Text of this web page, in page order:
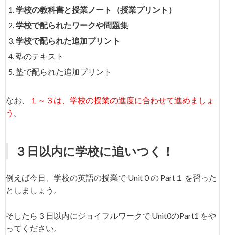
学校の教科書と授業ノート（授業プリント）
学校で配られたワークや問題集
学校で配られた追加プリント
塾のテキスト
塾で配られた追加プリント
なお、
１～３は、学校の授業の進度に合わせて進めましょ
う 。
３日以内に学校に追いつく！
例えば今日、学校の英語の授業で Unit０の Part１ を習った
としましょう。
そしたら３日以内にジョイフルワークで Unit0のPart1 をや
ってください。